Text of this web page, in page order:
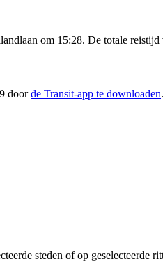
om 15:28. De totale
doorde Transit-app te downloaden.
steden of op geselecteerde